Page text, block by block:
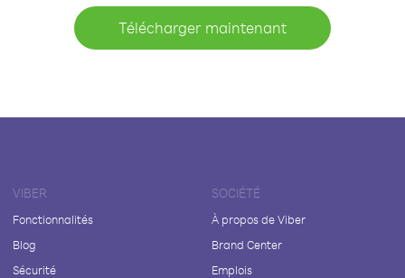
Télécharger maintenant
VIBER
Fonctionnalités
Blog
Sécurité
SOCIÉTÉ
À propos de Viber
Brand Center
Emplois